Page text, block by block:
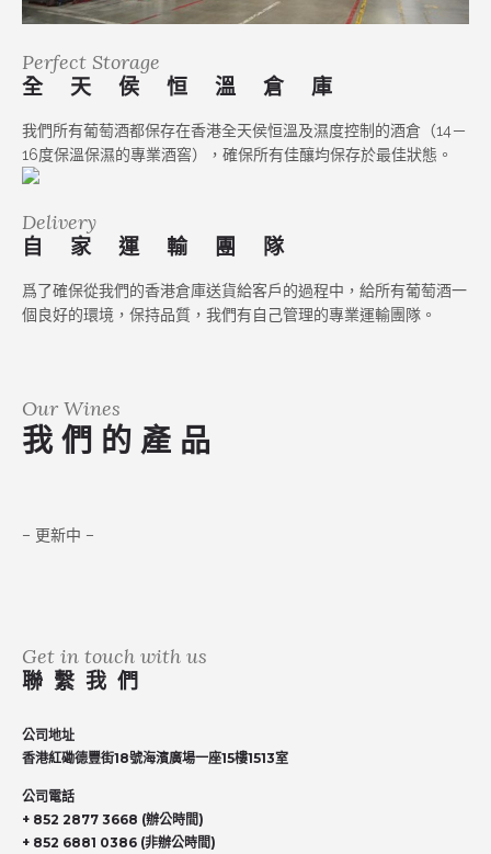
Perfect Storage
全 天 侯 恒 溫 倉 庫
我們所有葡萄酒都保存在香港全天侯恒溫及濕度控制的酒倉（14－
16度保溫保濕的專業酒窖），確保所有佳釀均保存於最佳狀態。
Delivery
自 家 運 輸 團 隊
爲了確保從我們的香港倉庫送貨給客戶的過程中，給所有葡萄酒一
個良好的環境，保持品質，我們有自己管理的專業運輸團隊。
Our Wines
我 們 的 產 品
– 更新中 –
Get in touch with us
聯繫我們
公司地址
香港紅磡德豐街18號海濱廣場一座15樓1513室
公司電話
+ 852 2877 3668 (辦公時間)
+ 852 6881 0386 (非辦公時間)